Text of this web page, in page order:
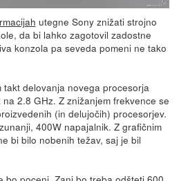
utegne Sony znižati strojno
da bi lahko zagotovil zadostne
konzola pa seveda pomeni ne tako
delovanja novega procesorja
2.8 GHz. Z znižanjem frekvence se
(in delujočih) procesorjev.
400W napajalnik. Z grafičnim
bi bilo nobenih težav, saj je bil